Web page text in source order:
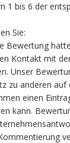
1 bis 6 der
Sie:
Bewertung
Kontakt mit
Unser
zu anderen auf
einen
kann.